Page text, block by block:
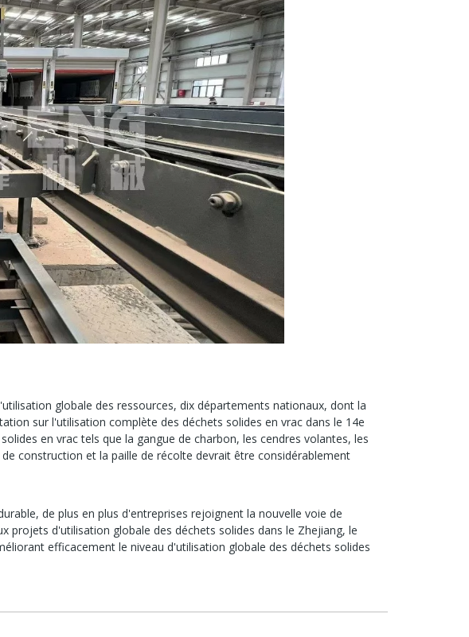
globale des ressources, dix départements nationaux, dont la
sur l'utilisation complète des déchets solides en vrac dans le 14e
en vrac tels que la gangue de charbon, les cendres volantes, les
construction et la paille de récolte devrait être considérablement
de plus en plus d'entreprises rejoignent la nouvelle voie de
projets d'utilisation globale des déchets solides dans le Zhejiang, le
efficacement le niveau d'utilisation globale des déchets solides